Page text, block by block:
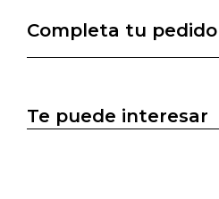
Completa tu pedido
Te puede interesar